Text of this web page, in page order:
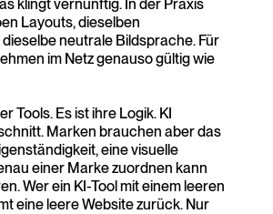
klingt vernünftig. In der Praxis
Layouts, dieselben
neutrale Bildsprache. Für
im Netz genauso gültig wie
Tools. Es ist ihre Logik. KI
Marken brauchen aber das
eine visuelle
einer Marke zuordnen kann
Wer ein KI-Tool mit einem leeren
eine leere Website zurück. Nur